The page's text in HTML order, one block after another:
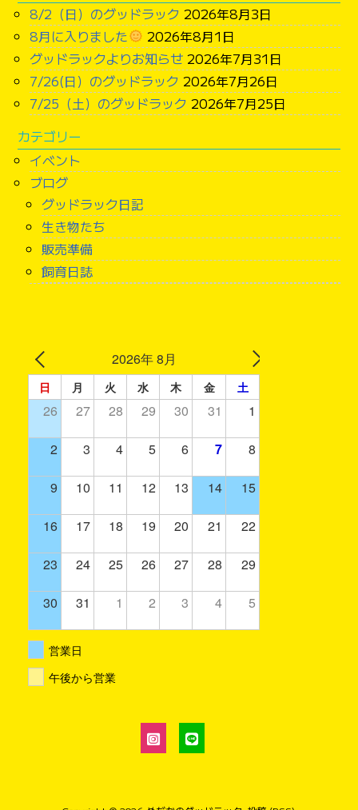
8/2（日）のグッドラック 2026年8月3日
8月に入りました
2026年8月1日
グッドラックよりお知らせ 2026年7月31日
7/26(日）のグッドラック 2026年7月26日
7/25（土）のグッドラック 2026年7月25日
カテゴリー
イベント
ブログ
グッドラック日記
生き物たち
販売準備
飼育日誌
2026年 8月
日 月 火 水 木 金 土
26 27 28 29 30 31 1
2 3 4 5 6 7 8
9 10 11 12 13 14 15
16 17 18 19 20 21 22
23 24 25 26 27 28 29
30 31 1 2 3 4 5
営業日
午後から営業